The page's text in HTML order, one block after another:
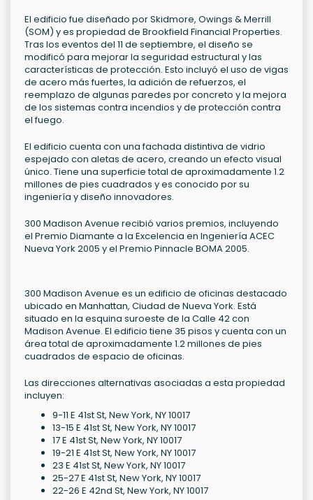
El edificio fue diseñado por Skidmore, Owings & Merrill
(SOM) y es propiedad de Brookfield Financial Properties.
Tras los eventos del 11 de septiembre, el diseño se
modificó para mejorar la seguridad estructural y las
características de protección. Esto incluyó el uso de vigas
de acero más fuertes, la adición de refuerzos, el
reemplazo de algunas paredes por concreto y la mejora
de los sistemas contra incendios y de protección contra
el fuego.
El edificio cuenta con una fachada distintiva de vidrio
espejado con aletas de acero, creando un efecto visual
único. Tiene una superficie total de aproximadamente 1.2
millones de pies cuadrados y es conocido por su
ingeniería y diseño innovadores.
300 Madison Avenue recibió varios premios, incluyendo
el Premio Diamante a la Excelencia en Ingeniería ACEC
Nueva York 2005 y el Premio Pinnacle BOMA 2005.
300 Madison Avenue es un edificio de oficinas destacado
ubicado en Manhattan, Ciudad de Nueva York. Está
situado en la esquina suroeste de la Calle 42 con
Madison Avenue. El edificio tiene 35 pisos y cuenta con un
área total de aproximadamente 1.2 millones de pies
cuadrados de espacio de oficinas.
Las direcciones alternativas asociadas a esta propiedad
incluyen:
9-11 E 41st St, New York, NY 10017
13-15 E 41st St, New York, NY 10017
17 E 41st St, New York, NY 10017
19-21 E 41st St, New York, NY 10017
23 E 41st St, New York, NY 10017
25-27 E 41st St, New York, NY 10017
22-26 E 42nd St, New York, NY 10017